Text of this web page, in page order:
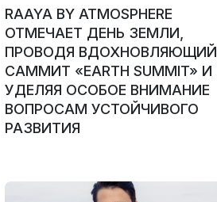
RAAYA BY ATMOSPHERE
ОТМЕЧАЕТ ДЕНЬ ЗЕМЛИ,
ПРОВОДЯ ВДОХНОВЛЯЮЩИЙ
САММИТ «EARTH SUMMIT» И
УДЕЛЯЯ ОСОБОЕ ВНИМАНИЕ
ВОПРОСАМ УСТОЙЧИВОГО
РАЗВИТИЯ